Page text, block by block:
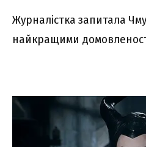
Журналістка запитала
найкращими